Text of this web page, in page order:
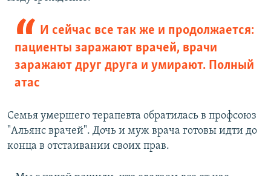
И сейчас все так же и продолжается:
пациенты заражают врачей, врачи
заражают друг друга и умирают. Полный
атас
Семья умершего терапевта обратилась в профсоюз
"Альянс врачей". Дочь и муж врача готовы идти до
конца в отстаивании своих прав.